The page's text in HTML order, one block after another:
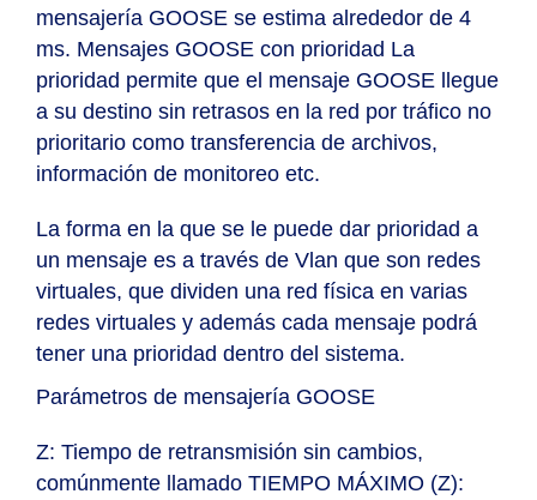
mensajería GOOSE se estima alrededor de 4
ms. Mensajes GOOSE con prioridad La
prioridad permite que el mensaje GOOSE llegue
a su destino sin retrasos en la red por tráfico no
prioritario como transferencia de archivos,
información de monitoreo etc.
La forma en la que se le puede dar prioridad a
un mensaje es a través de Vlan que son redes
virtuales, que dividen una red física en varias
redes virtuales y además cada mensaje podrá
tener una prioridad dentro del sistema.
Parámetros de mensajería GOOSE
Z: Tiempo de retransmisión sin cambios,
comúnmente llamado TIEMPO MÁXIMO (Z):